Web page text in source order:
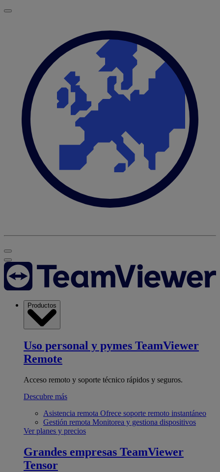
Productos
Uso personal y pymes TeamViewer
Remote
Acceso remoto y soporte técnico rápidos y seguros.
Descubre más
Asistencia remota Ofrece soporte remoto instantáneo
Gestión remota Monitorea y gestiona dispositivos
Ver planes y precios
Grandes empresas TeamViewer
Tensor